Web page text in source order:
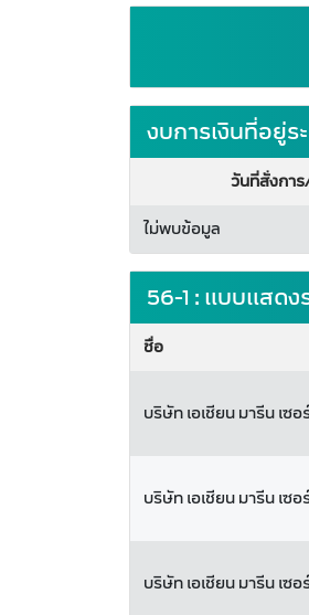
งบการเงินที่อยู่ร
วันที่สั่งกา
ไม่พบข้อมูล
56-1 : แบบแสด
ชื่อ
บริษัท เอเชียน มารีน เซ
บริษัท เอเชียน มารีน เซ
บริษัท เอเชียน มารีน เซ